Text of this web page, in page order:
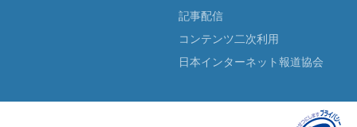
記事配信
コンテンツ二次利用
日本インターネット報道協会